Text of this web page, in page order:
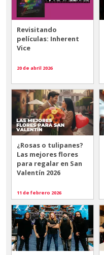
Revisitando
películas: Inherent
Vice
20 de abril 2026
¿Rosas o tulipanes?
Las mejores flores
para regalar en San
Valentín 2026
11 de febrero 2026